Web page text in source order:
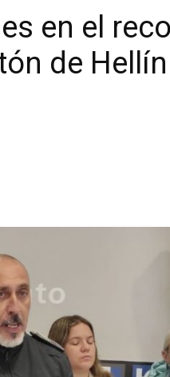
en el
de Hellín